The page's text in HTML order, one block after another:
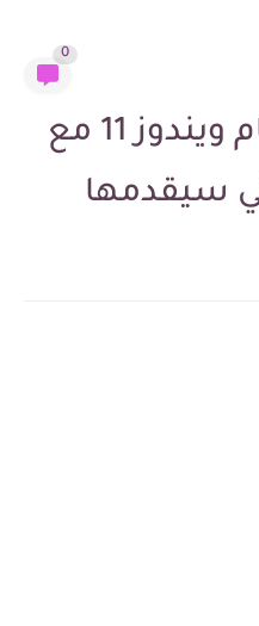
0
رسميا اطلاق نظام ويندوز 11 مع
سيقدمها